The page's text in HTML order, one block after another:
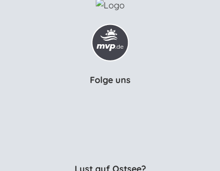
Folge uns